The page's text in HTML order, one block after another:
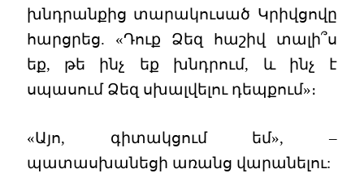
խնդրանքից տարակուսած Կրիվցովը
հարցրեց. «Դուք Ձեզ հաշիվ տալի՞ս
եք, թե ինչ եք խնդրում, և ինչ է
սպասում Ձեզ սխալվելու դեպքում»։
«Այո, գիտակցում եմ», –
պատասխանեցի առանց վարանելու: